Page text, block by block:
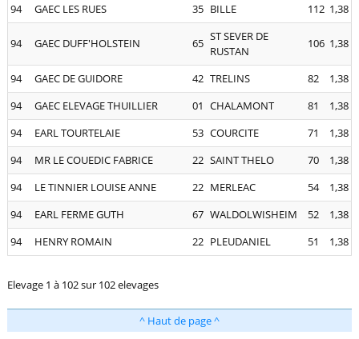
94 GAEC LES RUES 35 BILLE 112 1,38
94 GAEC DUFF'HOLSTEIN 65 ST SEVER DE
RUSTAN
106 1,38
94 GAEC DE GUIDORE 42 TRELINS 82
1,38
94
GAEC ELEVAGE THUILLIER 01 CHALAMONT 81
1,38
94
EARL TOURTELAIE 53 COURCITE 71
1,38
94
MR LE COUEDIC FABRICE 22 SAINT THELO 70
1,38
94
LE TINNIER LOUISE ANNE 22 MERLEAC 54
1,38
94
EARL FERME GUTH 67 WALDOLWISHEIM 52
1,38
94
HENRY ROMAIN 22 PLEUDANIEL 51 1,38
Elevage 1 à 102 sur 102 elevages
^ Haut de page ^